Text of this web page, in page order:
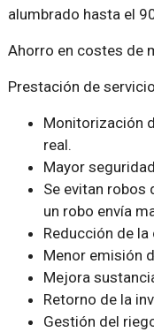
alumbrado hasta el
Ahorro en costes de
Prestación de
Monitorización
real.
Mayor
Se evitan robos
un robo envía
Reducción de
Menor emisión
Mejora
Retorno de la
Gestión del